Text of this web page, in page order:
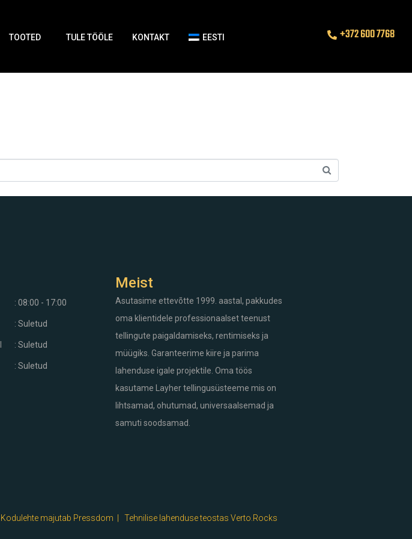
TOOTED TULE TÖÖLE KONTAKT EESTI +372 600 7768
: 08:00 - 17:00
: Suletud
: Suletud
: Suletud
Meist
Asutasime ettevõtte 1999. aastal, pakkudes
oma klientidele professionaalset teenust
tellingute paigaldamiseks, rentimiseks ja
müügiks. Garanteerime kiire ja parima
lahenduse igale projektile. Oma töös
kasutame Layher tellingusüsteeme mis on
lihtsamad, ohutumad, universaalsemad ja
samuti soodsamad.
Kodulehte majutab Pressdom | Tehnilise lahenduse teostas Verto.Rocks